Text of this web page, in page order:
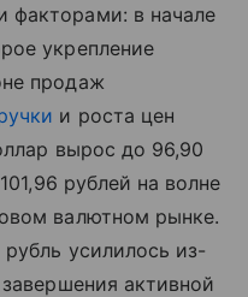
факторами: в начале
укрепление
продаж
и роста цен
вырос до 96,90
рублей на волне
валютном рынке.
усилилось из-
активной